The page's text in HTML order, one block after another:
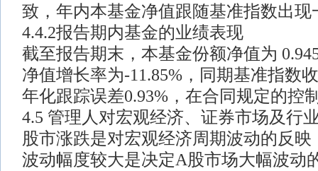
致，年内本基金净值跟随基准指数出现
4.4.2报告期内基金的业绩表现
截至报告期末，本基金份额净值为
净值增长率为-11.85%，同期基准指数
年化跟踪误差0.93%，在合同规定的控
4.5 管理人对宏观经济、证券市场及行
股市涨跌是对宏观经济周期波动的反
波动幅度较大是决定A股市场大幅波动